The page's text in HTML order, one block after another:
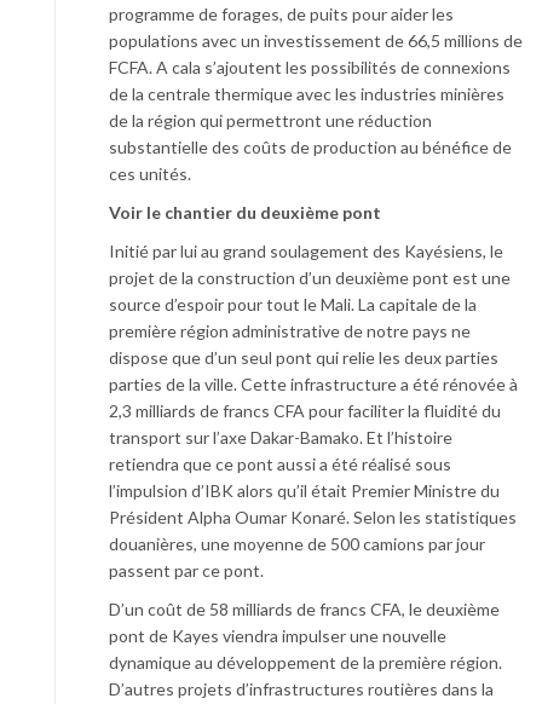
programme de forages, de puits pour aider les
populations avec un investissement de 66,5 millions de
FCFA. A cala s’ajoutent les possibilités de connexions
de la centrale thermique avec les industries minières
de la région qui permettront une réduction
substantielle des coûts de production au bénéfice de
ces unités.
Voir le chantier du deuxième pont
Initié par lui au grand soulagement des Kayésiens, le
projet de la construction d’un deuxième pont est une
source d’espoir pour tout le Mali. La capitale de la
première région administrative de notre pays ne
dispose que d’un seul pont qui relie les deux parties
parties de la ville. Cette infrastructure a été rénovée à
2,3 milliards de francs CFA pour faciliter la fluidité du
transport sur l’axe Dakar-Bamako. Et l’histoire
retiendra que ce pont aussi a été réalisé sous
l’impulsion d’IBK alors qu’il était Premier Ministre du
Président Alpha Oumar Konaré. Selon les statistiques
douanières, une moyenne de 500 camions par jour
passent par ce pont.
D’un coût de 58 milliards de francs CFA, le deuxième
pont de Kayes viendra impulser une nouvelle
dynamique au développement de la première région.
D’autres projets d’infrastructures routières dans la